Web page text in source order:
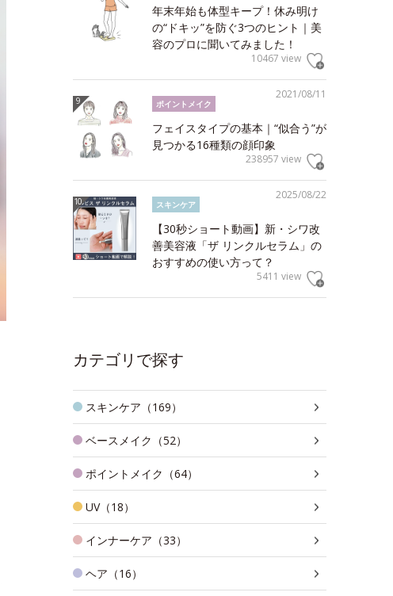
年末年始も体型キープ！休み明け
の“ドキッ”を防ぐ3つのヒント｜美
容のプロに聞いてみました！
10467 view
2021/08/11
ポイントメイク
フェイスタイプの基本｜“似合う”が
見つかる16種類の顔印象
238957 view
2025/08/22
スキンケア
【30秒ショート動画】新・シワ改
善美容液「ザ リンクルセラム」の
おすすめの使い方って？
5411 view
カテゴリで探す
スキンケア（169）
ベースメイク（52）
ポイントメイク（64）
UV（18）
インナーケア（33）
ヘア（16）